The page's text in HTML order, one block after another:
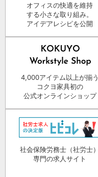
オフィスの快適を維持
する小さな取り組み。
アイデアレシピを公開
4,000アイテム以上が揃う
コクヨ家具初の
公式オンラインショップ
社会保険労務士（社労士）
専門の求人サイト